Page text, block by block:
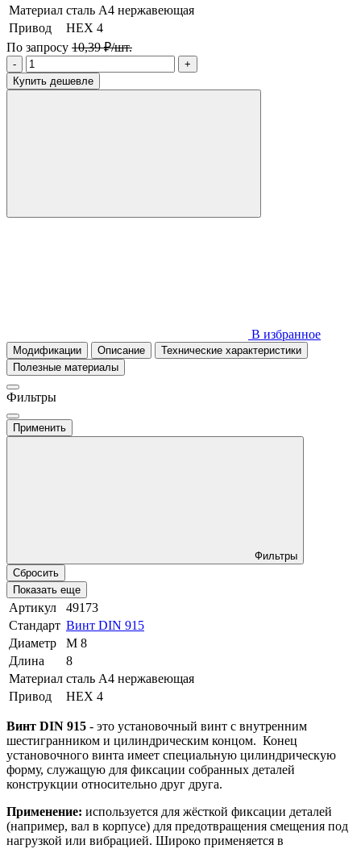
Материал сталь A4 нержавеющая
Привод
HEX 4
По запросу 10,39 ₽/шт.
-
+
Купить дешевле
В избранное
Модификации Описание
Технические характеристики
Полезные материалы
Фильтры
Применить
Фильтры
Сбросить
Показать еще
Артикул
49173
Стандарт Винт DIN 915
Диаметр
М 8
Длина
8
Материал сталь A4 нержавеющая
Привод
HEX 4
Винт DIN 915 - это установочный винт с внутренним
шестигранником и цилиндрическим концом. Конец
установочного винта имеет специальную цилиндрическую
форму, служащую для фиксации собранных деталей
конструкции относительно друг друга.
Применение: используется для жёсткой фиксации деталей
(например, вал в корпусе) для предотвращения смещения под
нагрузкой или вибрацией. Широко применяется в